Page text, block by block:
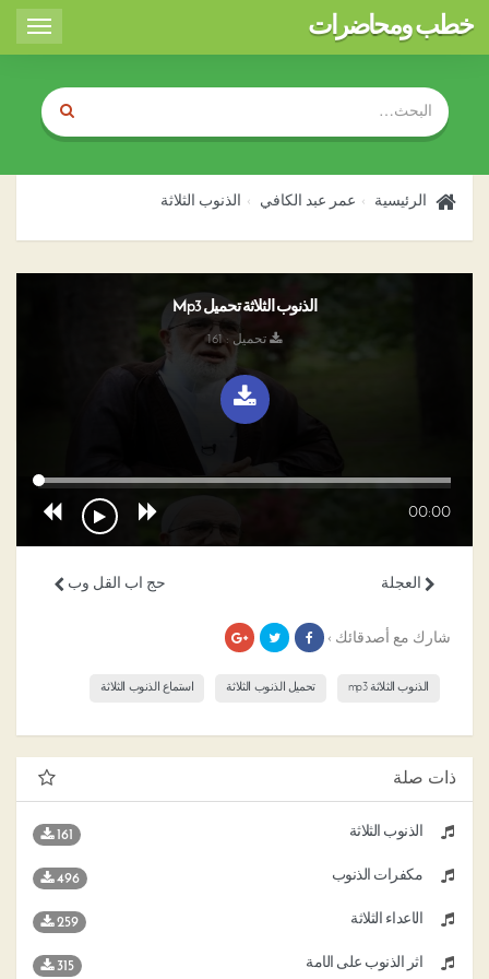
Toggle
خطب ومحاضرات
الرئيسية عمر عبد الكافي الذنوب الثلاثة
الذنوب الثلاثة تحميل Mp3
تحميل : 161
00:00
حج اب القل وب العجلة
شارك مع أصدقائك ›
الذنوب الثلاثة mp3 تحميل الذنوب الثلاثة استماع الذنوب الثلاثة
ذات صلة
الذنوب الثلاثة 161
مكفرات الذنوب 496
الأعداء الثلاثة 259
أثر الذنوب على الأمة 315